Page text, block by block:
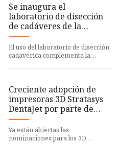
Se inaugura el
laboratorio de disección
de cadáveres de la
Facultad de Medicina con
una ceremonia
conmemorativa
El uso del laboratorio de disección
cadavérica complementa la
Creciente adopción de
impresoras 3D Stratasys
DentaJet por parte de
laboratorios dentales de
todo el mundo
Ya están abiertas las
nominaciones para los 3D